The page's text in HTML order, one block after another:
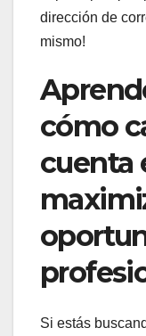
dirección de
mismo!
cómo
cuenta
Si estás